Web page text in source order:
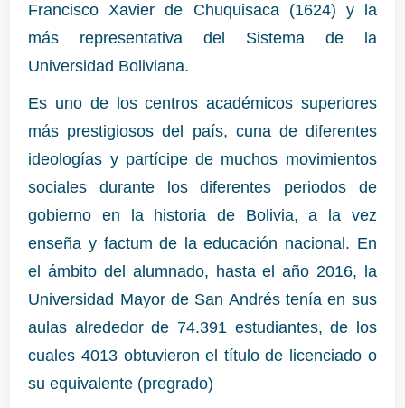
Francisco Xavier de Chuquisaca (1624) y la
más representativa del Sistema de la
Universidad Boliviana.
Es uno de los centros académicos superiores
más prestigiosos del país, cuna de diferentes
ideologías y partícipe de muchos movimientos
sociales durante los diferentes periodos de
gobierno en la historia de Bolivia, a la vez
enseña y factum de la educación nacional. En
el ámbito del alumnado, hasta el año 2016, la
Universidad Mayor de San Andrés tenía en sus
aulas alrededor de 74.391 estudiantes, de los
cuales 4013 obtuvieron el título de licenciado o
su equivalente (pregrado)